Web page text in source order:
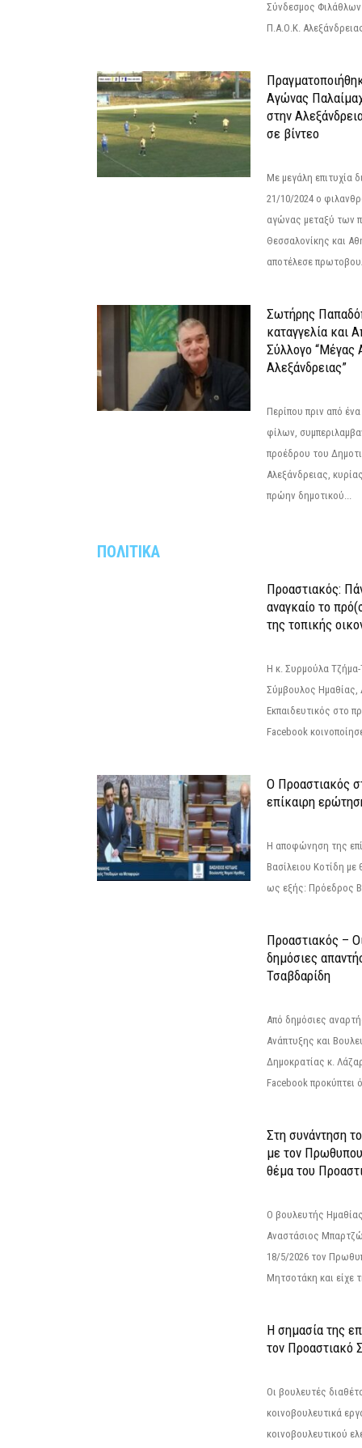
Σύνδεσμος
Π.Α.Ο.Κ.
Αγώνας
στην
σε βίντεο
Με μεγάλη επιτυχία
21/10/2024 ο
αγώνας μεταξύ των
Θεσσαλονίκης και
αποτέλεσε
Σωτήρης
καταγγελία και
Σύλλογο “Μέγας
Αλεξάνδρειας”
Περίπου πριν από
φίλων,
προέδρου του
Αλεξάνδρειας,
πρώην δημοτικού...
ΠΟΛΙΤΙΚΑ
Προαστιακός:
αναγκαίο το
της τοπικής
Η κ. Συρμούλα
Σύμβουλος Ημαθίας,
Εκπαιδευτικός στο
Facebook
Ο Προαστιακός
επίκαιρη
Η αποφώνηση της
Βασίλειου Κοτίδη με
ως εξής: Πρόεδρος
Προαστιακός –
δημόσιες
Τσαβδαρίδη
Από δημόσιες
Ανάπτυξης και
Δημοκρατίας κ.
Facebook προκύπτει
Στη συνάντηση
με τον
θέμα του
Ο βουλευτής
Αναστάσιος
18/5/2026 τον
Μητσοτάκη και είχε
Η σημασία της
τον Προαστιακό
Οι βουλευτές
κοινοβουλευτικά
κοινοβουλευτικού